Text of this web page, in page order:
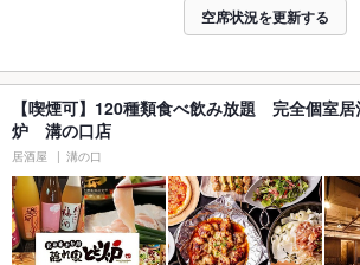
空席状況を更新する
【喫煙可】120種類食べ飲み放題 完全個室
炉 溝の口店
居酒屋 溝の口